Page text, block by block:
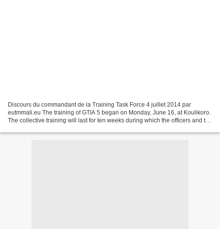
Discours du commandant de la Training Task Force 4 juillet 2014 par
eutmmali.eu The training of GTIA 5 began on Monday, June 16, at Koulikoro.
The collective training will last for ten weeks during which the officers and the